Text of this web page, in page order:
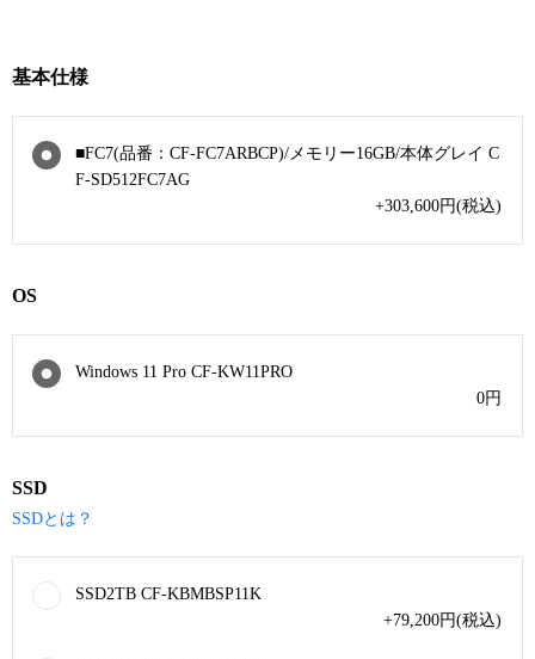
基本仕様
■FC7(品番：CF-FC7ARBCP)/メモリー16GB/本体グレイ C
F-SD512FC7AG
+303,600円(税込)
OS
Windows 11 Pro CF-KW11PRO
0円
SSD
SSDとは？
SSD2TB CF-KBMBSP11K
+79,200円(税込)